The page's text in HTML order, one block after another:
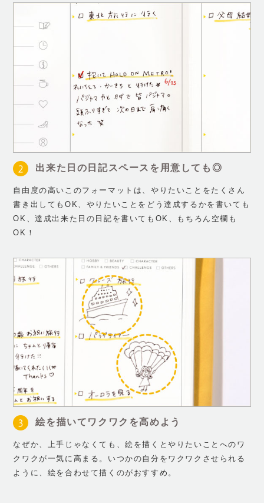
出来た日の日記スペースを用意しても◎
自由度の高いこのフォーマットは、やりたいことをたくさん
書き出してもOK、やりたいことをどう達成するかを書いても
OK、達成出来た日の日記を書いてもOK、もちろん空欄も
OK！
絵を描いてワクワクを高めよう
なぜか、上手じゃなくても、絵を描くとやりたいことへのワ
クワクが一気に高まる。いつかの自分をワクワクさせられる
ように、絵を合わせて描くのがおすすめ。